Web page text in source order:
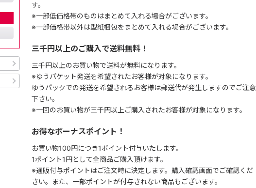
す。
※一部低価格帯のものはまとめて入れる場合がございます。
※一部価格帯以外は型紙梱包をまとめて入れる場合がございます。
三千円以上のご購入で送料無料！
三千円以上のお買い物で送料が無料になります。
※ゆうパケット発送を希望されたお客様が対象になります。
ゆうパックでの発送を希望されるお客様は郵送代が発生しますのでご注意
下さい。
※一回のお買い物が三千円以上ご購入されたお客様が対象になります。
お得なボーナスポイント！
お買い物100円につき1ポイント付与いたします。
1ポイント1円として全商品ご購入頂けます。
※通販付与ポイントはご注文時に決定します。購入確認画面でご確認くだ
さい。また、一部ポイントが付与されない商品もございます。